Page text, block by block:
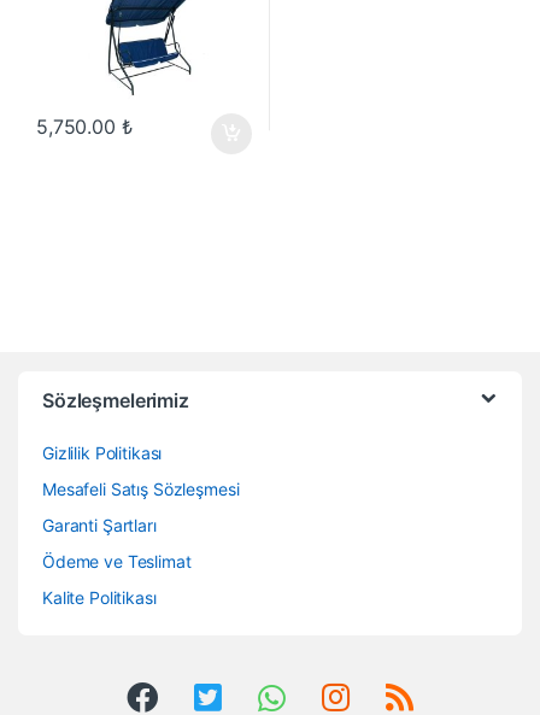
5,750.00 ₺
Sözleşmelerimiz
Gizlilik Politikası
Mesafeli Satış Sözleşmesi
Garanti Şartları
Ödeme ve Teslimat
Kalite Politikası